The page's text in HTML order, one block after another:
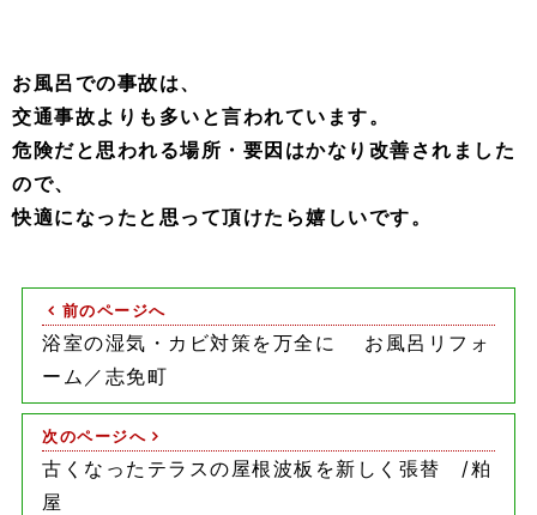
お風呂での事故は、
交通事故よりも多いと言われています。
危険だと思われる場所・要因はかなり改善されました
ので、
快適になったと思って頂けたら嬉しいです。
前のページへ
浴室の湿気・カビ対策を万全に お風呂リフォ
ーム／志免町
次のページへ
古くなったテラスの屋根波板を新しく張替 /粕
屋